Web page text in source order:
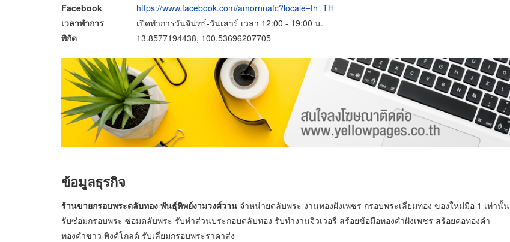
Facebook
https://www.facebook.com/amornnafc?locale=th_TH
เวลาทำการ
เปิดทำการวันจันทร์-วันเสาร์ เวลา 12:00 - 19:00 น.
พิกัด
13.8577194438, 100.53696207705
ข้อมูลธุรกิจ
ร้านขายกรอบพระตลับทอง พันธุ์ทิพย์งามวงศ์วาน จำหน่ายตลับพระ งานทองฝังเพชร กรอบพระเลี่ยมทอง ของใหม่มือ 1 เท่านั้น
รับซ่อมกรอบพระ ซ่อมตลับพระ รับทำส่วนประกอบตลับทอง รับทำงานจิวเวอรี่ สร้อยข้อมือทองคำฝังเพชร สร้อยคอทองคำ
ทองคำขาว พิงค์โกลด์ รับเลี่ยมกรอบพระราคาส่ง